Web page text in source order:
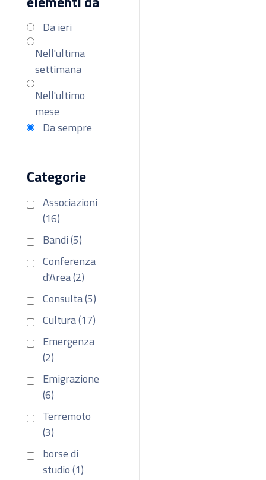
Da ieri
Nell'ultima
settimana
Nell'ultimo
mese
Da sempre
Categorie
Associazioni
(16)
Bandi (5)
Conferenza
d'Area (2)
Consulta (5)
Cultura (17)
Emergenza
(2)
Emigrazione
(6)
Terremoto
(3)
borse di
studio (1)